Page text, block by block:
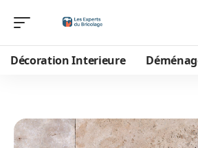
Décoration Interieure